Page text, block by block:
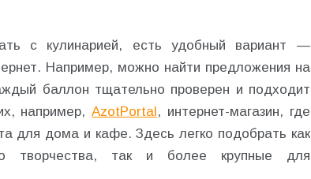
с кулинарией, есть удобный вариант —
Например, можно найти предложения на
баллон тщательно проверен и подходит
например,AzotPortal, интернет-магазин, где
для дома и кафе. Здесь легко подобрать как
творчества, так и более крупные для